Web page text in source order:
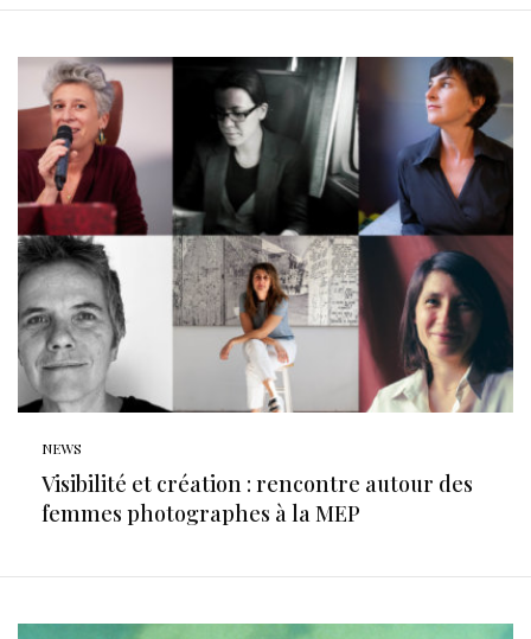
NEWS
Visibilité et création : rencontre autour des
femmes photographes à la MEP